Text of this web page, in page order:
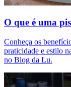
O que é uma
Conheça os
praticidade e estilo
no Blog da Lu.